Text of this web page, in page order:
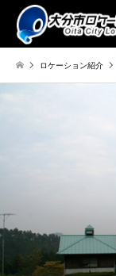
ロケーション紹介